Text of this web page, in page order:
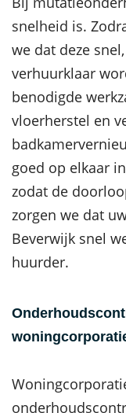
snelheid is.
we dat deze
verhuurklaar
benodigde
vloerherstel en
goed op elkaar
zodat de
zorgen we dat
Beverwijk snel
huurder.